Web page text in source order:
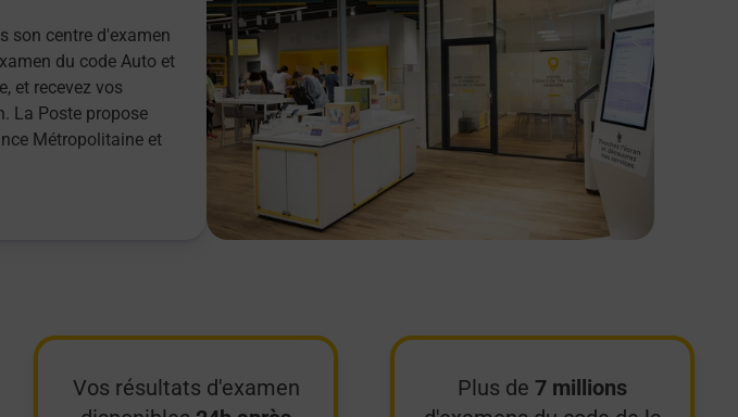
son centre d'examen
du code Auto et
et recevez vos
La Poste propose
Métropolitaine et
Vos résultats d'examen
Plus de 7 millions